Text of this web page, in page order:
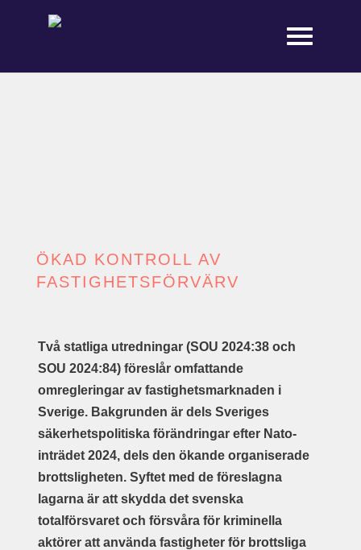
ÖKAD KONTROLL AV
FASTIGHETSFÖRVÄRV
Två statliga utredningar (SOU 2024:38 och
SOU 2024:84) föreslår omfattande
omregleringar av fastighetsmarknaden i
Sverige. Bakgrunden är dels Sveriges
säkerhetspolitiska förändringar efter Nato-
inträdet 2024, dels den ökande organiserade
brottsligheten. Syftet med de föreslagna
lagarna är att skydda det svenska
totalförsvaret och försvåra för kriminella
aktörer att använda fastigheter för brottsliga